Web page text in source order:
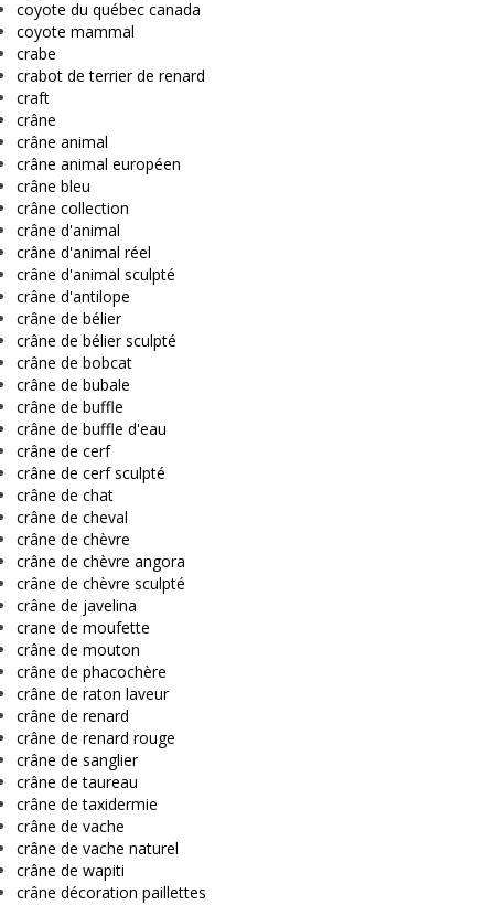
coyote du québec canada
coyote mammal
crabe
crabot de terrier de renard
craft
crâne
crâne animal
crâne animal européen
crâne bleu
crâne collection
crâne d'animal
crâne d'animal réel
crâne d'animal sculpté
crâne d'antilope
crâne de bélier
crâne de bélier sculpté
crâne de bobcat
crâne de bubale
crâne de buffle
crâne de buffle d'eau
crâne de cerf
crâne de cerf sculpté
crâne de chat
crâne de cheval
crâne de chèvre
crâne de chèvre angora
crâne de chèvre sculpté
crâne de javelina
crane de moufette
crâne de mouton
crâne de phacochère
crâne de raton laveur
crâne de renard
crâne de renard rouge
crâne de sanglier
crâne de taureau
crâne de taxidermie
crâne de vache
crâne de vache naturel
crâne de wapiti
crâne décoration paillettes